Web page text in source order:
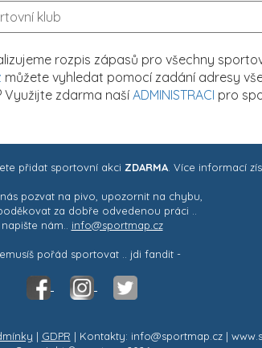
rozpis zápasů pro všechny
můžete vyhledat pomocí zadání adresy
zdarma naší ADMINISTRACI pro
přidat sportovní akci ZDARMA. Více informací
pozvat na pivo, upozornit na chybu,
za dobře odvedenou práci ..
napište nám.. info@sportmap.cz
pořád sportovat .. jdi fandit -
| GDPR | Kontakty: info@sportmap.cz |